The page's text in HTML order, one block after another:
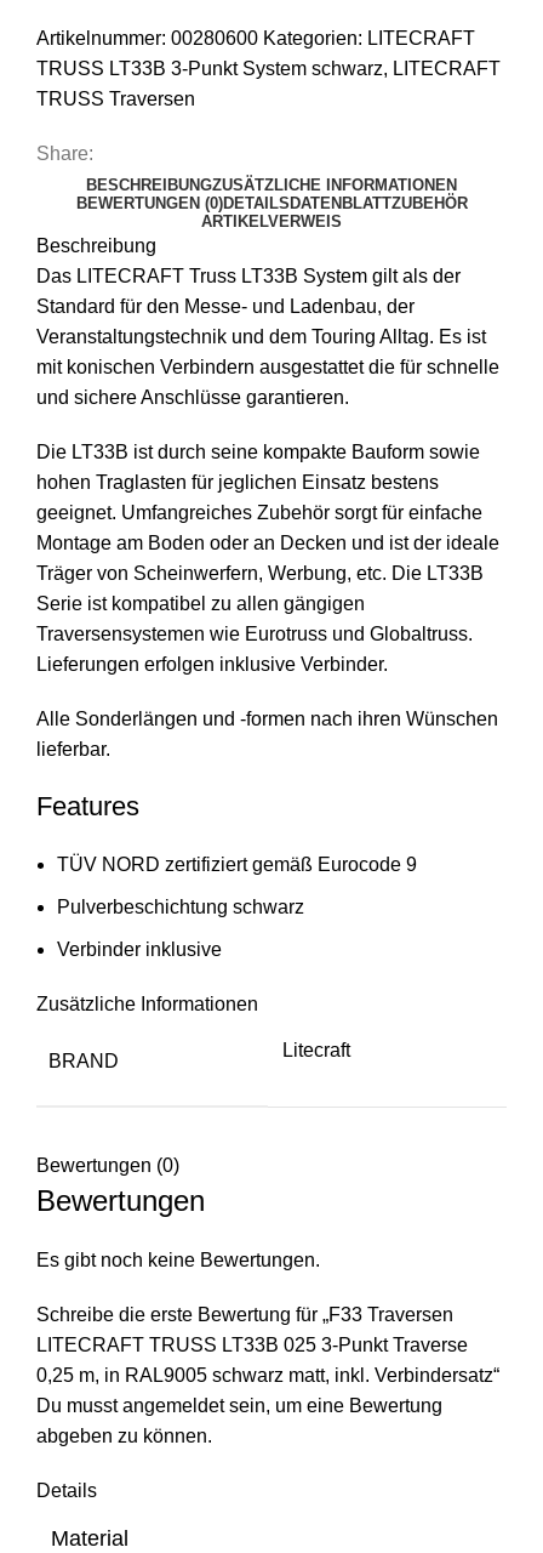
Artikelnummer: 00280600 Kategorien: LITECRAFT
TRUSS LT33B 3-Punkt System schwarz, LITECRAFT
TRUSS Traversen
Share:
BESCHREIBUNGZUSÄTZLICHE INFORMATIONEN
BEWERTUNGEN (0)DETAILS DATENBLATTZUBEHÖR
ARTIKELVERWEIS
Beschreibung
Das LITECRAFT Truss LT33B System gilt als der
Standard für den Messe- und Ladenbau, der
Veranstaltungstechnik und dem Touring Alltag. Es ist
mit konischen Verbindern ausgestattet die für schnelle
und sichere Anschlüsse garantieren.
Die LT33B ist durch seine kompakte Bauform sowie
hohen Traglasten für jeglichen Einsatz bestens
geeignet. Umfangreiches Zubehör sorgt für einfache
Montage am Boden oder an Decken und ist der ideale
Träger von Scheinwerfern, Werbung, etc. Die LT33B
Serie ist kompatibel zu allen gängigen
Traversensystemen wie Eurotruss und Globaltruss.
Lieferungen erfolgen inklusive Verbinder.
Alle Sonderlängen und -formen nach ihren Wünschen
lieferbar.
Features
TÜV NORD zertifiziert gemäß Eurocode 9
Pulverbeschichtung schwarz
Verbinder inklusive
Zusätzliche Informationen
BRAND
Litecraft
Bewertungen (0)
Bewertungen
Es gibt noch keine Bewertungen.
Schreibe die erste Bewertung für „F33 Traversen
LITECRAFT TRUSS LT33B 025 3-Punkt Traverse
0,25 m, in RAL9005 schwarz matt, inkl. Verbindersatz“
Du musstangemeldetsein, um eine Bewertung
abgeben zu können.
Details
Material